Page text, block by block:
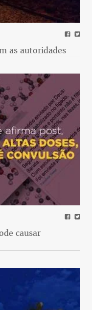
as autoridades
causar